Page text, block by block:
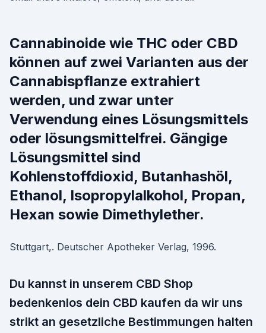
Cannabinoide wie THC oder CBD
können auf zwei Varianten aus der
Cannabispflanze extrahiert
werden, und zwar unter
Verwendung eines Lösungsmittels
oder lösungsmittelfrei. Gängige
Lösungsmittel sind
Kohlenstoffdioxid, Butanhashöl,
Ethanol, Isopropylalkohol, Propan,
Hexan sowie Dimethylether.
Stuttgart,. Deutscher Apotheker Verlag, 1996.
Du kannst in unserem CBD Shop
bedenkenlos dein CBD kaufen da wir uns
strikt an gesetzliche Bestimmungen halten